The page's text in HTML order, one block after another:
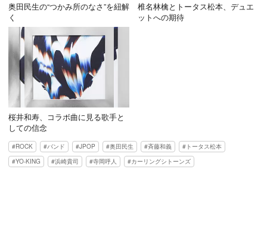
奥田民生の“つかみ所のなさ”を紐解
く
椎名林檎とトータス松本、デュエ
ットへの期待
桜井和寿、コラボ曲に見る歌手と
しての信念
ROCK バンド JPOP 奥田民生 斉藤和義
トータス松本
YO-KING
浜崎貴司 寺岡呼人 カーリングシトーンズ